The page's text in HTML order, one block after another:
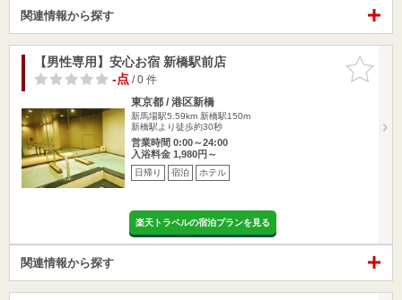
関連情報から探す
お気に入
りに追加
【男性専用】安心お宿 新橋駅前店
-点/ 0 件
東京都 / 港区新橋
新馬場駅5.59km 新橋駅150m
新橋駅より徒歩約30秒
営業時間 0:00～24:00
入浴料金 1,980円～
日帰り 宿泊 ホテル
楽天トラベルの宿泊プランを見る
関連情報から探す